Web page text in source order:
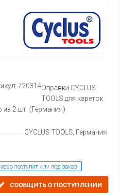
720314Оправки CYCLUS
TOOLS для кареток
из 2 шт. (Германия)
CYCLUS TOOLS, Германия
поступит или под заказ
СООБЩИТЬ О ПОСТУПЛЕНИИ